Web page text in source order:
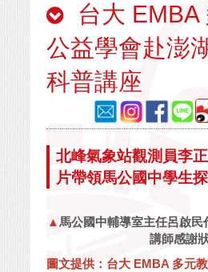
台大 EMBA
公益學會赴澎
科普講座
北峰氣象站觀測員李
片帶領馬公國中學生
▲ 馬公國中輔導室主任呂啟民
講師感謝
圖文提供：台大 EMBA 多元